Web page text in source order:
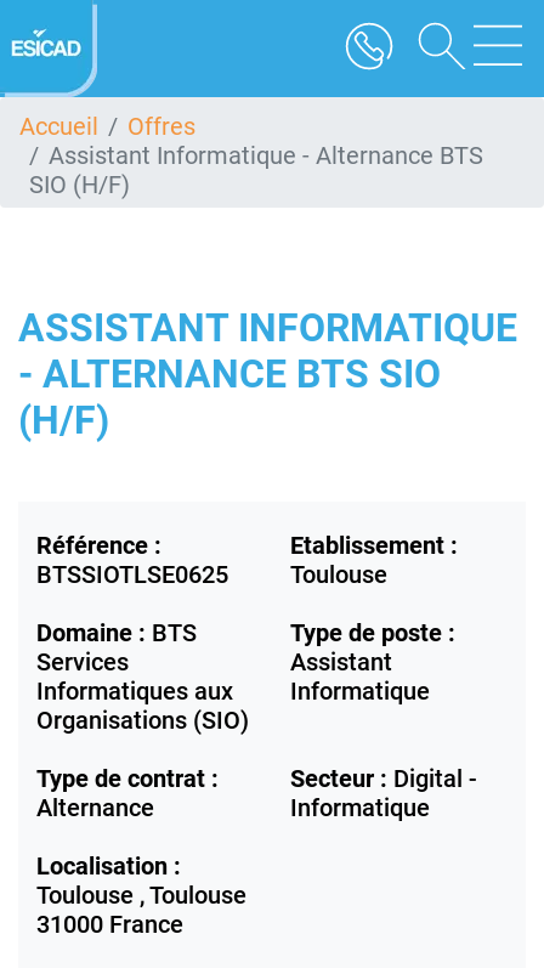
au
contenu
Accueil
Offres
Assistant Informatique - Alternance BTS
SIO (H/F)
ASSISTANT INFORMATIQUE
- ALTERNANCE BTS SIO
(H/F)
Référence :
BTSSIOTLSE0625
Etablissement :
Toulouse
Domaine : BTS
Services
Informatiques aux
Organisations (SIO)
Type de poste :
Assistant
Informatique
Type de contrat :
Alternance
Secteur : Digital -
Informatique
Localisation :
Toulouse ,Toulouse
31000 France